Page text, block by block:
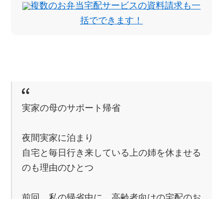
複数のお弁当宅配サービスの資料請求も一
括でできます！
実家の母のサポート帰省
夜間実家に泊まり
自宅と毎日行き来している上の姉を休ませる
のも理由のひとつ